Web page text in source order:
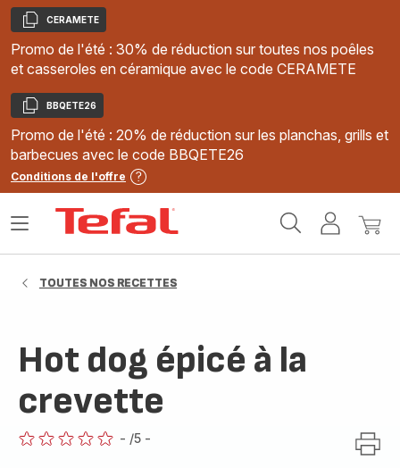
Copier
CERAMETE
Promo de l'été : 30% de réduction sur toutes nos poêles
et casseroles en céramique avec le code CERAMETE
Copier
BBQETE26
Promo de l'été : 20% de réduction sur les planchas, grills et
barbecues avec le code BBQETE26
Conditions de l'offre
MonMon
Ouvrir
TOUTES NOS RECETTES
Hot dog épicé à la
crevette
- /5 -